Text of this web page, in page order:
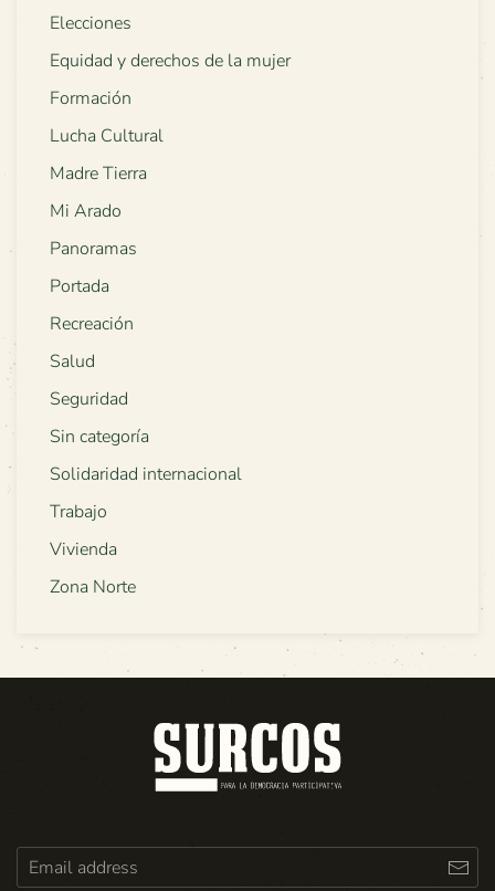
Elecciones
Equidad y derechos de la mujer
Formación
Lucha Cultural
Madre Tierra
Mi Arado
Panoramas
Portada
Recreación
Salud
Seguridad
Sin categoría
Solidaridad internacional
Trabajo
Vivienda
Zona Norte